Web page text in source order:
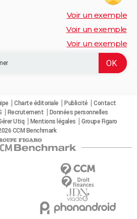
Voir un exemple
Voir un exemple
Voir un exemple
Charte éditoriale Publicité
Contact
Recrutement
Données personnelles
Utiq Mentions légales
Groupe Figaro
CCM Benchmark